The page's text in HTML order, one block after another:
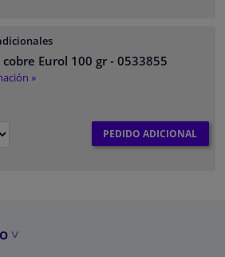
cobre Eurol 100 gr - 0533855
»
PEDIDO ADICIONAL